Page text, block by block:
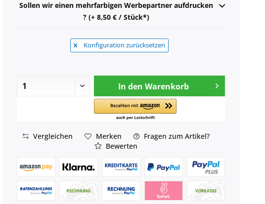
Sollen wir einen mehrfarbigen Werbepartner aufdrucken
? (+ 8,50 € / Stück*)
Konfiguration zurücksetzen
In den Warenkorb
Vergleichen Merken
Fragen zum Artikel?
Bewerten